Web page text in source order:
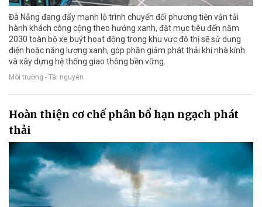
Đà Nẵng đang đẩy mạnh lộ trình chuyển đổi phương tiện vận tải
hành khách công cộng theo hướng xanh, đặt mục tiêu đến năm
2030 toàn bộ xe buýt hoạt động trong khu vực đô thị sẽ sử dụng
điện hoặc năng lượng xanh, góp phần giảm phát thải khí nhà kính
và xây dựng hệ thống giao thông bền vững.
Môi trường - Tài nguyên
Hoàn thiện cơ chế phân bổ hạn ngạch phát
thải